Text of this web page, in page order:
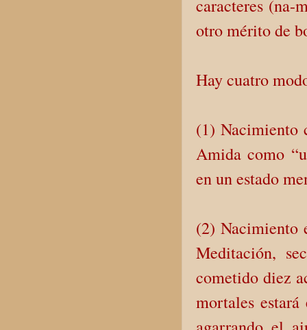
caracteres (na-
otro mérito de
Hay cuatro
(1) Nacimiento
Amida como
en un estado
(2) Nacimiento
Meditación,
cometido diez
mortales